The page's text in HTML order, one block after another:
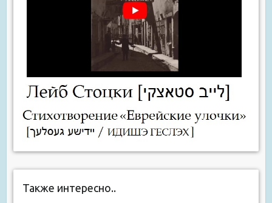
Также интересно..